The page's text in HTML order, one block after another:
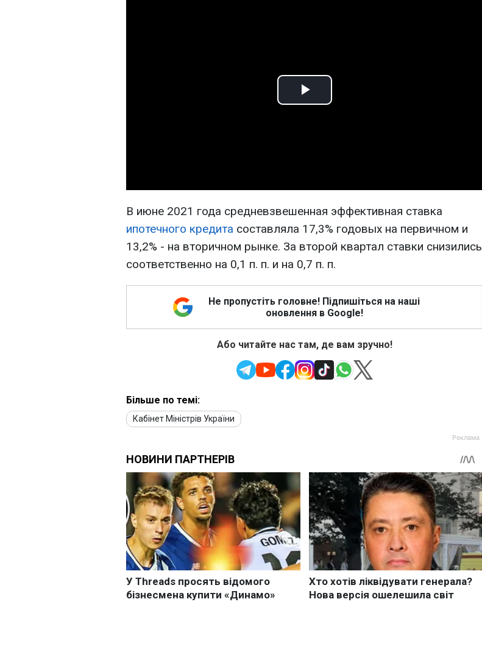
Play
В июне 2021 года средневзвешенная эффективная ставка
ипотечного кредита составляла 17,3% годовых на первичном и
13,2% - на вторичном рынке. За второй квартал ставки снизились
соответственно на 0,1 п. п. и на 0,7 п. п.
Не пропустіть головне! Підпишіться на наші
оновлення в Google!
Або читайте нас там, де вам зручно!
Більше по темі:
Кабінет Міністрів України